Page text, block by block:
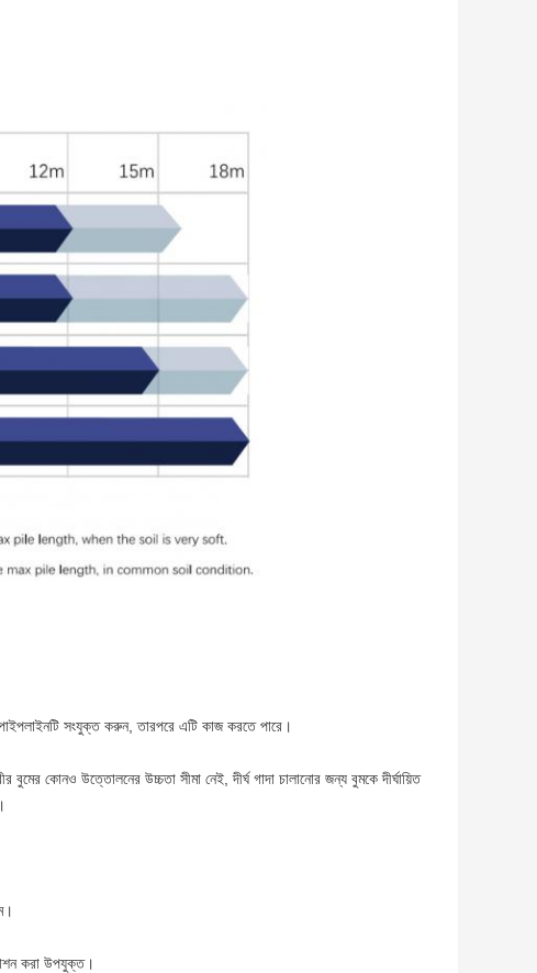
সংযুক্ত করুন, তারপরে এটি কাজ করতে পারে।
বুমের কোনও উত্তোলনের উচ্চতা সীমা নেই, দীর্ঘ গাদা চালানোর জন্য বুমকে দীর্ঘায়িত
করা উপযুক্ত।